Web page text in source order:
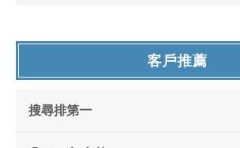
客戶推薦
搜尋排第一